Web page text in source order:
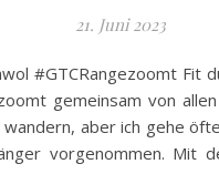
21. Juni 2023
#GTCRangezoomt Fit
gemeinsam von
aber ich gehe
vorgenommen. Mit